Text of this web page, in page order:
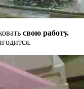
свою работу.